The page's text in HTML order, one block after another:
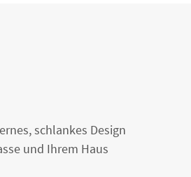
schlankes Design
und Ihrem Haus